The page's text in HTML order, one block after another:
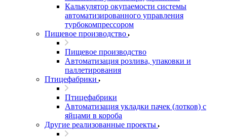
Калькулятор окупаемости системы
автоматизированного управления
турбокомпрессором
Пищевое производство
Пищевое производство
Автоматизация розлива, упаковки и
паллетирования
Птицефабрики
Птицефабрики
Автоматизация укладки пачек (лотков) с
яйцами в короба
Другие реализованные проекты